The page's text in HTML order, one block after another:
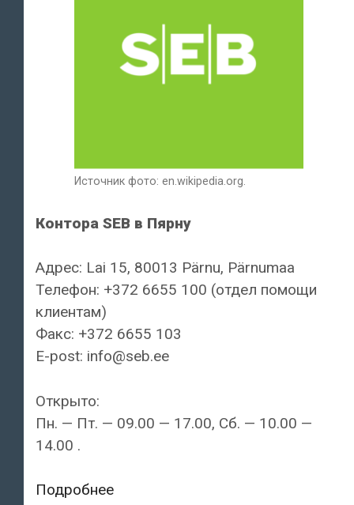
Источник фото: en.wikipedia.org.
Контора SEB в Пярну
Адрес: Lai 15, 80013 Pärnu, Pärnumaa
Телефон: +372 6655 100 (отдел помощи
клиентам)
Факс: +372 6655 103
E-post: info@seb.ee
Открыто:
Пн. — Пт. — 09.00 — 17.00, Сб. — 10.00 —
14.00 .
ПодробнееSEB